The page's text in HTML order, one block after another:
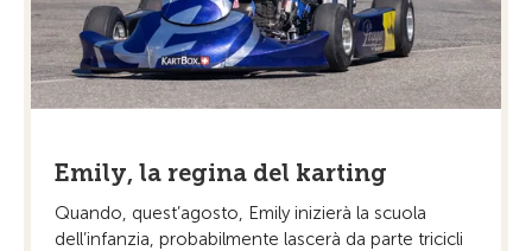
Emily, la regina del karting
Quando, quest’agosto, Emily inizierà la scuola
dell’infanzia, probabilmente lascerà da parte tricicli